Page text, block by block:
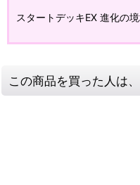
スタートデッキEX 進化の
この商品を買った人は